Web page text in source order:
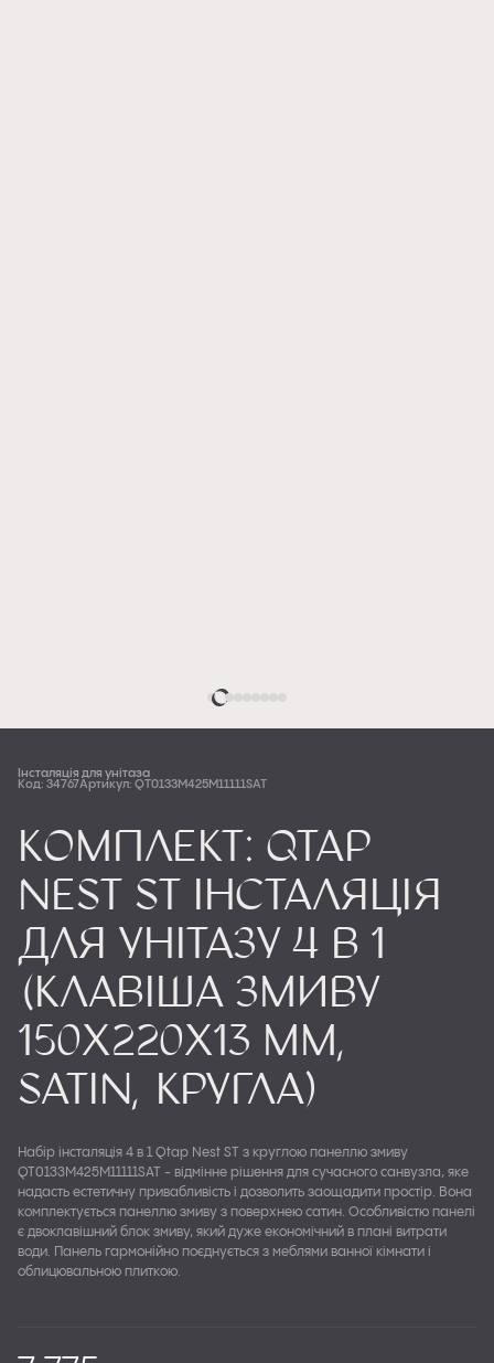
Інсталяція для унітаза
Код: 34767Артикул: QT0133M425M11111SAT
Комплект: Qtap
Nest ST Інсталяція
для унітазу 4 в 1
(Клавіша змиву
150x220x13 мм,
Satin, кругла)
Набір інсталяція 4 в 1 Qtap Nest ST з круглою панеллю змиву
QT0133M425M11111SAT - відмінне рішення для сучасного санвузла, яке
надасть естетичну привабливість і дозволить заощадити простір. Вона
комплектується панеллю змиву з поверхнею сатин. Особливістю панелі
є двоклавішний блок змиву, який дуже економічний в плані витрати
води. Панель гармонійно поєднується з меблями ванної кімнати і
облицювальною плиткою.